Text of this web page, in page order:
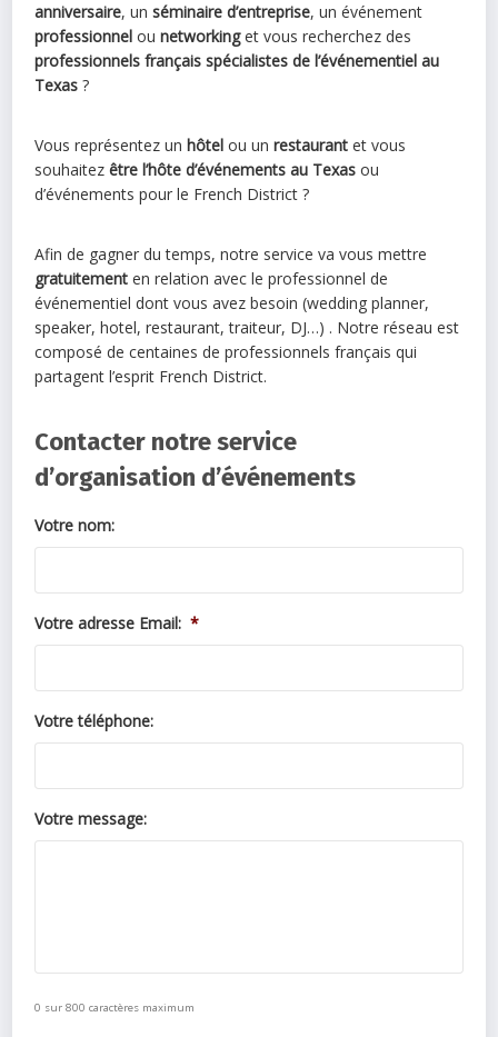
anniversaire, unséminaire d’entreprise, un événement
professionnel ounetworkinget vous recherchez des
professionnels français spécialistes de l’événementiel au
Texas?
Vous représentez unhôtel ou unrestaurant et vous
souhaitezêtre l’hôte d’événements au Texasou
d’événements pour le French District ?
Afin de gagner du temps, notre service va vous mettre
gratuitement en relation avec le professionnel de
événementiel dont vous avez besoin (wedding planner,
speaker, hotel, restaurant, traiteur, DJ…) . Notre réseau est
composé de centaines de professionnels français qui
partagent l’esprit French District.
Contacter notre service
d’organisation d’événements
Votre nom:
Votre adresse Email: *
Votre téléphone:
Votre message:
0 sur 800 caractères maximum